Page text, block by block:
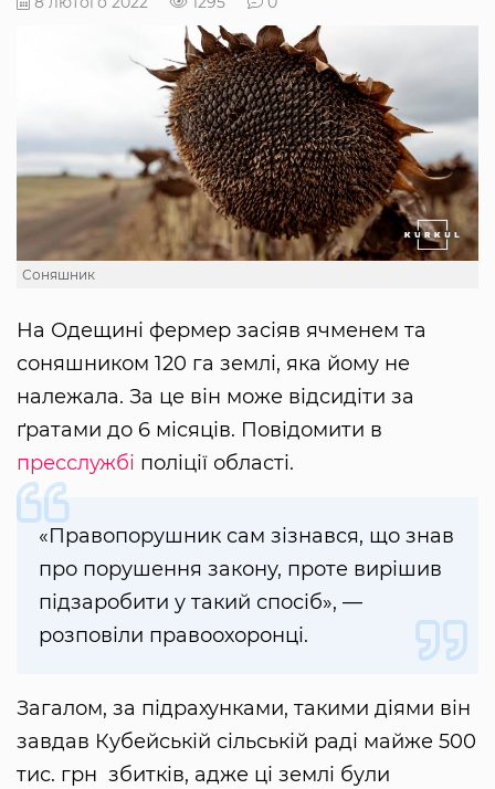
Соняшник
На Одещині фермер засіяв ячменем та
соняшником 120 га землі, яка йому не
належала. За це він може відсидіти за
ґратами до 6 місяців. Повідомити в
пресслужбі поліції області.
«Правопорушник сам зізнався, що знав
про порушення закону, проте вирішив
підзаробити у такий спосіб», —
розповіли правоохоронці.
Загалом, за підрахунками, такими діями він
завдав Кубейській сільській раді майже 500
тис. грн збитків, адже ці землі були